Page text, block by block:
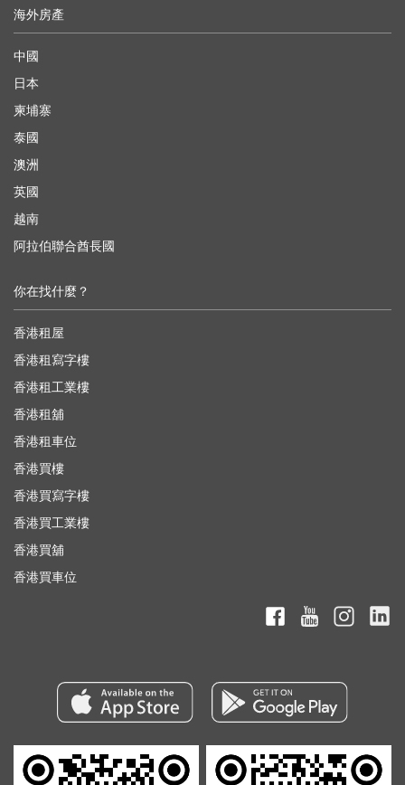
海外房產
中國
日本
柬埔寨
泰國
澳洲
英國
越南
阿拉伯聯合酋長國
你在找什麼？
香港租屋
香港租寫字樓
香港租工業樓
香港租舖
香港租車位
香港買樓
香港買寫字樓
香港買工業樓
香港買舖
香港買車位